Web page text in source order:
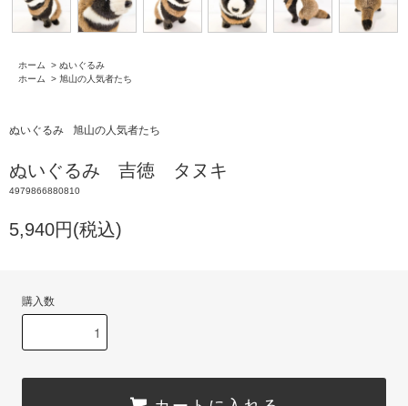
ホーム > ぬいぐるみ
ホーム
> 旭山の人気者たち
ぬいぐるみ 旭山の人気者たち
ぬいぐるみ 吉徳 タヌキ
4979866880810
5,940円(税込)
購入数